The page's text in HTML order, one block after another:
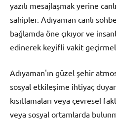
yazılı mesajlaşmak yerine
sahipler. Adıyaman canlı
bağlamda öne çıkıyor ve
edinerek keyifli vakit
Adıyaman'ın güzel şehir
sosyal etkileşime ihtiyaç
kısıtlamaları veya çevresel
veya sosyal ortamlarda